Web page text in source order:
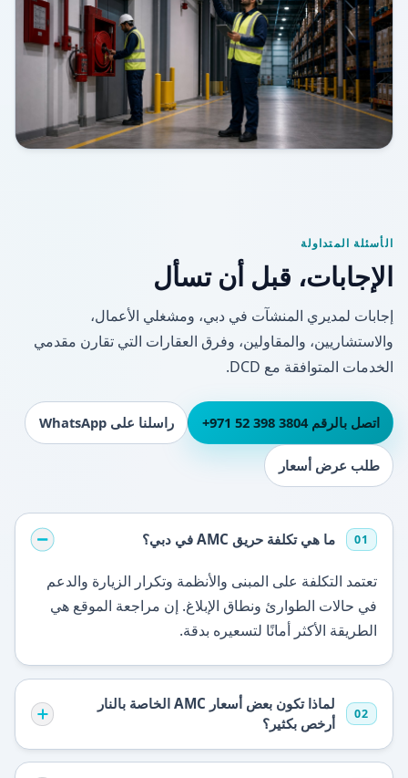
الأسئلة المتداولة
الإجابات، قبل أن تسأل
إجابات لمديري المنشآت في دبي، ومشغلي الأعمال،
والاستشاريين، والمقاولين، وفرق العقارات التي تقارن مقدمي
الخدمات المتوافقة مع DCD.
اتصل بالرقم ⁦+971 52 398 3804⁩ راسلنا على WhatsApp
طلب عرض أسعار
01 ما هي تكلفة حريق AMC في دبي؟
تعتمد التكلفة على المبنى والأنظمة وتكرار الزيارة والدعم
في حالات الطوارئ ونطاق الإبلاغ. إن مراجعة الموقع هي
الطريقة الأكثر أمانًا لتسعيره بدقة.
02
لماذا تكون بعض أسعار AMC الخاصة بالنار
أرخص بكثير؟